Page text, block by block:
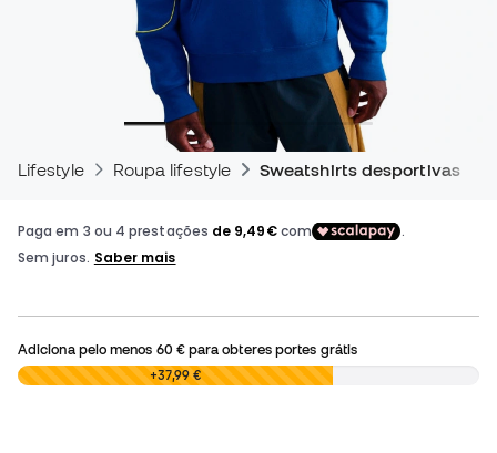
Lifestyle Roupa lifestyle Sweatshirts desportivas
Adiciona pelo menos 60 €para obteres portes grátis
0,00 € +37,99 €